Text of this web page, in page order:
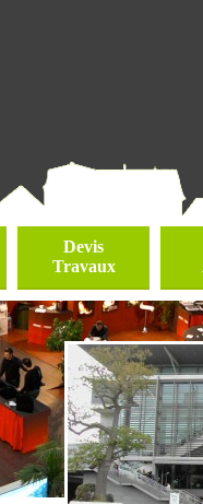
Devis
Travaux